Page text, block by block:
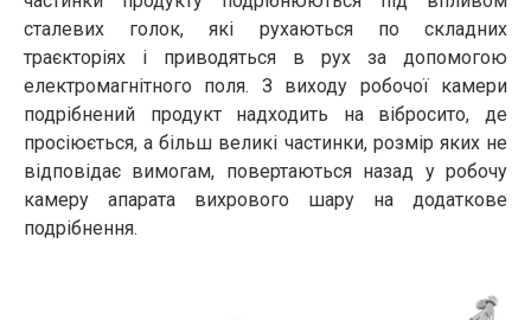
сталевих голок, які рухаються по складних
траєкторіях і приводяться в рух за допомогою
електромагнітного поля. З виходу робочої камери
подрібнений продукт надходить на вібросито, де
просіюється, а більш великі частинки, розмір яких не
відповідає вимогам, повертаються назад у робочу
камеру апарата вихрового шару на додаткове
подрібнення.